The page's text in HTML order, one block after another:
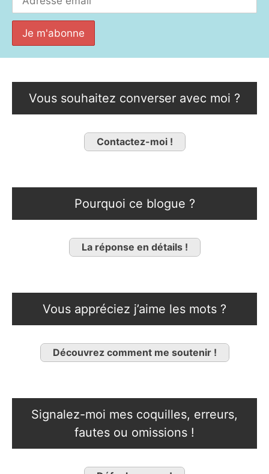
Vous souhaitez converser avec moi ?
Contactez-moi !
Pourquoi ce blogue ?
La réponse en détails !
Vous appréciez j’aime les mots ?
Découvrez comment me soutenir !
Signalez-moi mes coquilles, erreurs,
fautes ou omissions !